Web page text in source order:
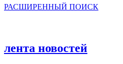
РАСШИРЕННЫЙ ПОИСК
лента новостей